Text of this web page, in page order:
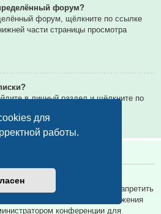
для
работы.
форум?
форум, щёлкните по ссылке
части страницы просмотра
в личный раздел и щёлкните по
на этой конференции?
может разрешить или запретить
Если вы не знаете, какие вложения
конференции для